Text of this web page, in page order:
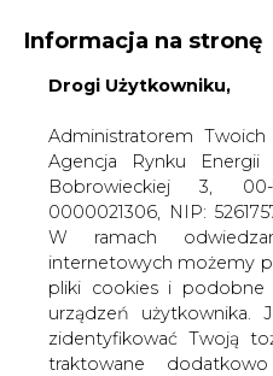
KONTAKT:
WYDAWCA PORTALU:
WYSOKI KONTRAST
Informacja na stronę
Drogi Użytkowniku,
Administratorem
Agencja Rynku
Bobrowieckiej 3,
0000021306, NIP:
W ramach
internetowych możemy
pliki cookies i podobne
urządzeń użytkownika.
zidentyfikować Twoją
traktowane